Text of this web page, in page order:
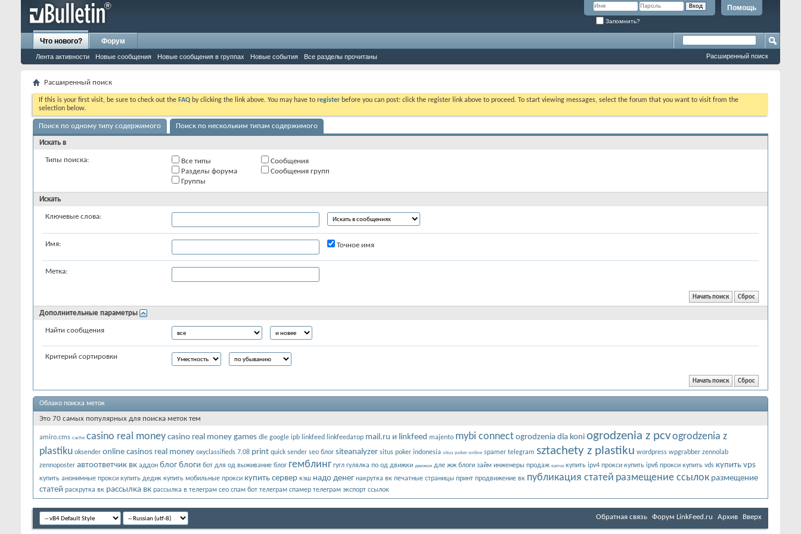
Помощь
Запомнить?
Что нового?
Лента активности Новые сообщения Новые сообщения в группах Новые события Все разделы прочитаны
Форум
Расширенный поиск
Расширенный поиск
If this is your first visit, be sure to check out the FAQ by clicking the link above. You may have to register before you can post: click the register link above to proceed. To start viewing messages, select the forum that you want to visit from the
selection below.
Поиск по одному типу содержимого Поиск по нескольким типам содержимого
Искать в
Типы поиска: Все типы
Сообщения
Разделы форума
Сообщения групп
Группы
Искать
Ключевые слова:
Имя: Точное имя
Метка:
Дополнительные параметры
Найти сообщения
Критерий сортировки
Облако поиска меток
Это 70 самых популярных для поиска меток тем
amiro.cms cache casino real money casino real money games dle google ipb linkfeed linkfeedатор mail.ru и linkfeed majento mybi connect ogrodzenia dla koni ogrodzenia z pcvogrodzenia z
plastiku oksender online casinos real money oxyclassifieds 7.08 print quick sender seo блог siteanalyzer situs poker indonesia situs poker online spamer telegram sztachety z plastiku wordpress wpgrabber zennolab
zennoposter автоответчик вк аддон блог блоги бот для од выживание блог гемблинг гугл гулялка по од движки движок дле жж блоги займ инженеры продаж капча купить ipv4 прокси купить ipv6 прокси купить vds купить vps
купить анонимные прокси купить дедик купить мобильные прокси купить сервер кэш надо денег накрутка вк печатные страницы принт продвижение вк публикация статей размещение ссылок размещение
статей раскрутка вк рассылка вк рассылка в телеграм сео спам бот телеграм спамер телеграм экспорт ссылок
Обратная связь Форум LinkFeed.ru Архив Вверх